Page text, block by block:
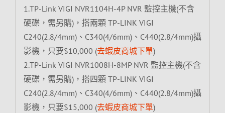
1.TP-Link VIGI NVR1104H-4P NVR 監控主機(不含
硬碟，需另購)，搭兩顆 TP-LINK VIGI
C240(2.8/4mm)、C340(4/6mm)、C440(2.8/4mm)攝
影機，只要$10,000 (去蝦皮商城下單)
2.TP-Link VIGI NVR1008H-8MP NVR 監控主機(不含
硬碟，需另購)，搭四顆 TP-LINK VIGI
C240(2.8/4mm)、C340(4/6mm)、C440(2.8/4mm)攝
影機，只要$15,000 (去蝦皮商城下單)